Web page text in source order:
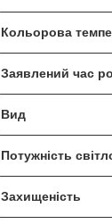
Кольорова
Заявлений час
Вид
Потужність
Захищеність